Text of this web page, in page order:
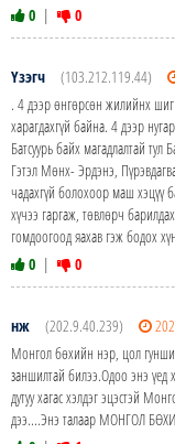
0 | 0
Үзэгч (103.212.119.44)
. 4 дээр өнгөрсөн жилийнх
харагдахгүй байна. 4 дээр
Батсуурь байх магадлалтай тул
Гэтэл Мөнх- Эрдэнэ,
чадахгүй болохоор маш хэцүү
хүчээ гаргаж, төвлөрч
гомдоогоод яахав гэж бодох
0 | 0
нж (202.9.40.239)
Монгол бөхийн нэр, цол
заншилтай билээ.Одоо энэ үед
дутуу хагас хэлдэг эцэстэй
дээ....Энэ талаар МОНГОЛ